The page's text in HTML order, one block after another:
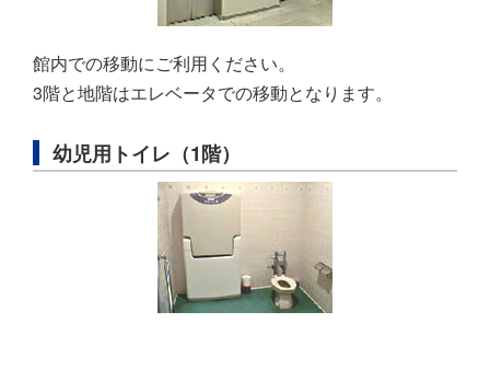
館内での移動にご利用ください。
3階と地階はエレベータでの移動となります。
幼児用トイレ（1階）